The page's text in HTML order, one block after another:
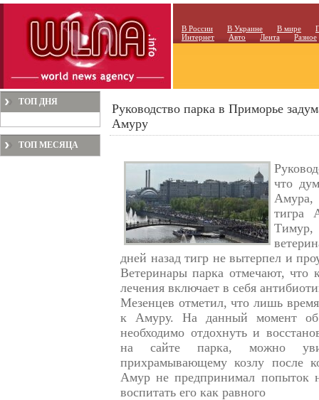
В России В Украине В мире
Интернет
Авто Лента Разное
ТОП ДНЯ
ТОП МЕСЯЦА
Руководство парка в Приморье
Амуру
что
Амура,
тигра
дней назад тигр не вытерпел и
Ветеринары парка отмечают, что
лечения включает в себя
Мезенцев отметил, что лишь
к Амуру. На данный момент об
необходимо отдохнуть и
на сайте парка, можно
прихрамывающему козлу после
Амур не предпринимал попыток
воспитать его как равного